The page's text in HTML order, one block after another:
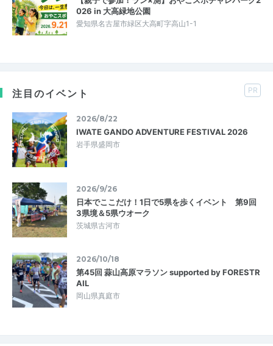
026 in 大高緑地公園
愛知県名古屋市緑区大高町字高山1-1
注目のイベント PR
2026/8/22
IWATE GANDO ADVENTURE FESTIVAL 2026
岩手県盛岡市
2026/9/26
日本でここだけ！1日で5県を歩くイベント 第9回
3県境＆5県ウオーク
茨城県古河市
2026/10/18
第45回 蒜山高原マラソン supported by FORESTR
AIL
岡山県真庭市